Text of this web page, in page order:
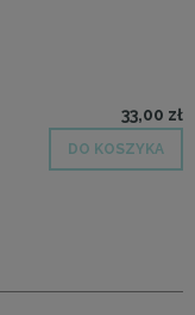
33,00 zł
DO KOSZYKA